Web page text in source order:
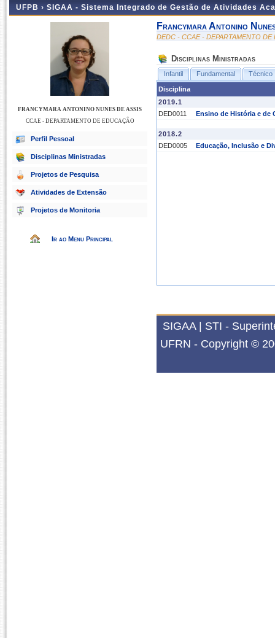
UFPB › SIGAA - Sistema Integrado de Gestão de Atividades
FRANCYMARA ANTONINO NUNES DE ASSIS
CCAE - DEPARTAMENTO DE EDUCAÇÃO
Perfil Pessoal
Disciplinas Ministradas
Projetos de Pesquisa
Atividades de Extensão
Projetos de Monitoria
Ir ao Menu Principal
Francymara Antonino
DEDC - CCAE - DEPARTAMENTO DE
Disciplinas Ministradas
Infantil Fundamental Técnico
Disciplina
2019.1
DED0011
Ensino de História e de
2018.2
DED0005
Educação, Inclusão e
SIGAA | STI -
UFRN - Copyright ©